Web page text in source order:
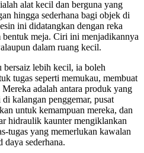
alat kecil dan berguna yang
hingga sederhana bagi objek di
ini didatangkan dengan reka
bentuk meja. Ciri ini menjadikannya
dalam ruang kecil.
bersaiz lebih kecil, ia boleh
tugas seperti memukau, membuat
adalah antara produk yang
kalangan penggemar, pusat
untuk kemampuan mereka, dan
hidraulik kaunter mengiklankan
tugas yang memerlukan kawalan
daya sederhana.